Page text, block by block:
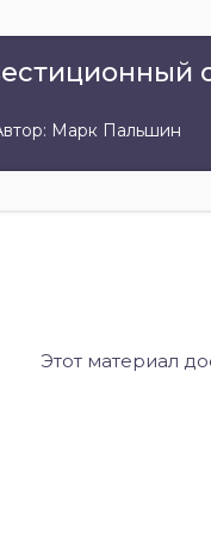
Марк Пальшин
Этот материал